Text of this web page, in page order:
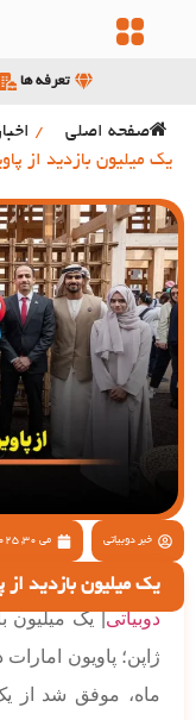
تعرفه ها
صفحه اصلی / اخبار
یک میلیون بازدید از پاویون
خبر دوبیاتی می 30, 2025
یک میلیون بازدید از
دوبیاتی
ماه، موفق شد از یک